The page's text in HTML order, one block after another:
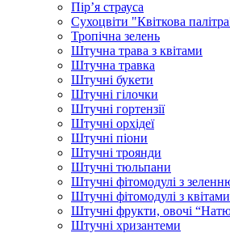
Пір’я страуса
Сухоцвіти "Квіткова
Тропічна зелень
Штучна трава з квітами
Штучна травка
Штучні букети
Штучні гілочки
Штучні гортензії
Штучні орхідеї
Штучні піони
Штучні троянди
Штучні тюльпани
Штучні фітомодулі з
Штучні фітомодулі з квітами
Штучні фрукти, овочі
Штучні хризантеми